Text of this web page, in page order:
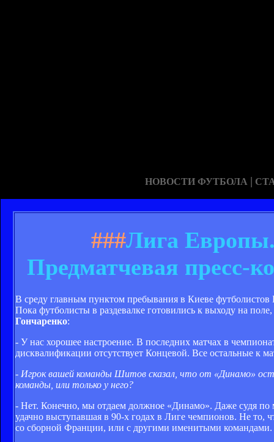
НОВОСТИ ФУТБОЛА |
###Лига
Предматчевая пресс-
В среду главным пунктом пребывания в Киеве
Пока футболисты в раздевалке готовились к выходу на
Гончаренко:
- У нас хорошее настроение. В последних матчах в
дисквалификации отсутствует Концевой. Все остальные к
- Игрок вашей команды Шитов сказал, что от «Динамо»
команды, или только у него?
- Нет. Конечно, мы отдаем должное «Динамо». Даже судя
удачно выступавшая в 90-х годах в Лиге чемпионов. Не то,
со сборной Франции, или с другими именитыми командами.